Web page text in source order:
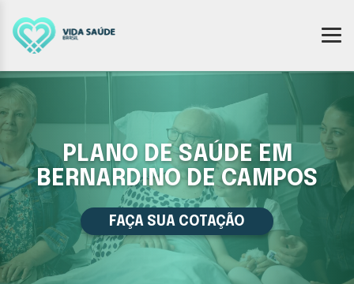
PLANO DE SAÚDE EM
BERNARDINO DE CAMPOS
FAÇA SUA COTAÇÃO